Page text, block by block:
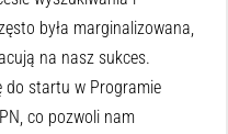
była marginalizowana,
na nasz sukces.
do startu w Programie
co pozwoli nam